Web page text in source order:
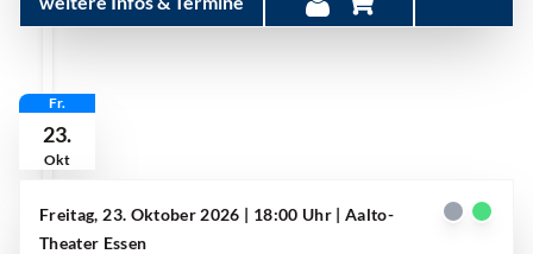
Fr.
23.
Okt
Freitag, 23. Oktober 2026 | 18:00 Uhr | Aalto-
Theater Essen